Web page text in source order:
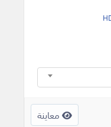
معاينة